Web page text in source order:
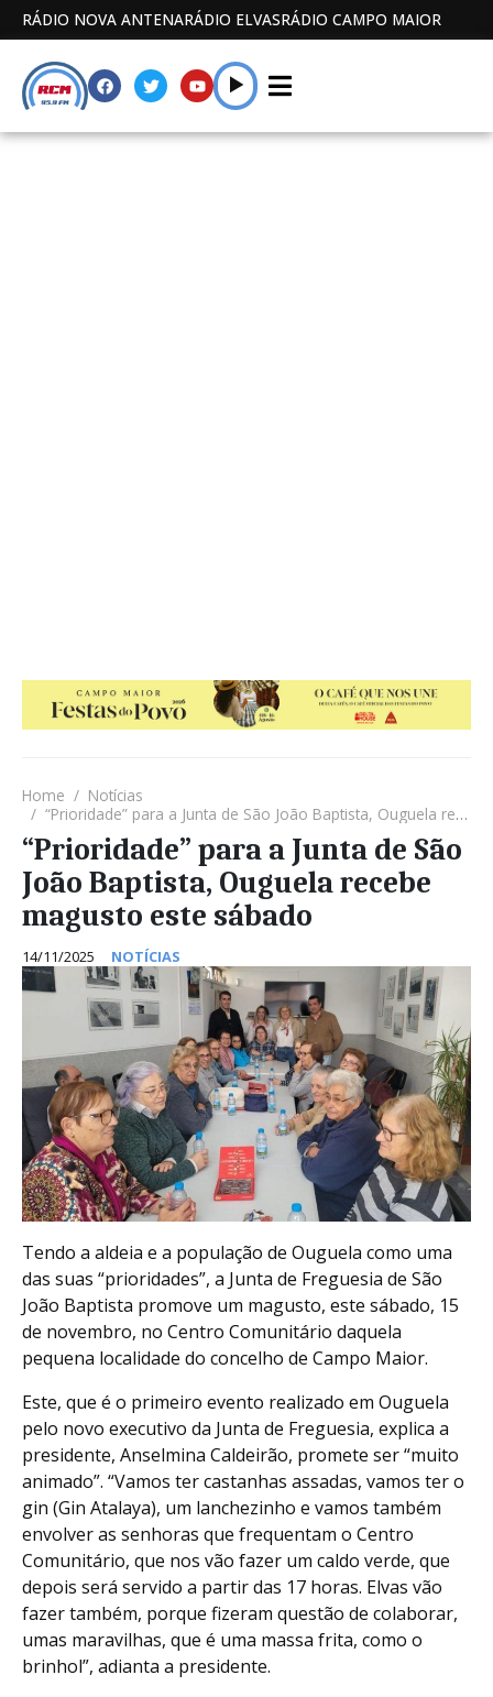
RÁDIO NOVA ANTENARÁDIO ELVASRÁDIO CAMPO MAIOR
Home
Notícias
“Prioridade” para a Junta de São João Baptista, Ouguela recebe magusto este sábado
“Prioridade” para a Junta de São
João Baptista, Ouguela recebe
magusto este sábado
14/11/2025 NOTÍCIAS
Tendo a aldeia e a população de Ouguela como uma
das suas “prioridades”, a Junta de Freguesia de São
João Baptista promove um magusto, este sábado, 15
de novembro, no Centro Comunitário daquela
pequena localidade do concelho de Campo Maior.
Este, que é o primeiro evento realizado em Ouguela
pelo novo executivo da Junta de Freguesia, explica a
presidente, Anselmina Caldeirão, promete ser “muito
animado”. “Vamos ter castanhas assadas, vamos ter o
gin (Gin Atalaya), um lanchezinho e vamos também
envolver as senhoras que frequentam o Centro
Comunitário, que nos vão fazer um caldo verde, que
depois será servido a partir das 17 horas. Elvas vão
fazer também, porque fizeram questão de colaborar,
umas maravilhas, que é uma massa frita, como o
brinhol”, adianta a presidente.